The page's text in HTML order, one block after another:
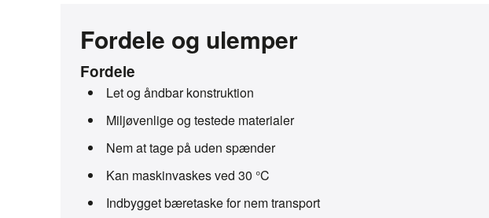
Fordele og ulemper
Fordele
Let og åndbar konstruktion
Miljøvenlige og testede materialer
Nem at tage på uden spænder
Kan maskinvaskes ved 30 °C
Indbygget bæretaske for nem transport